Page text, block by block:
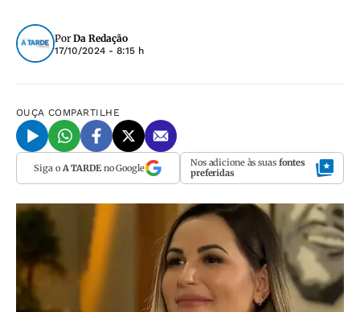
Por Da Redação
17/10/2024 - 8:15 h
OUÇA COMPARTILHE
Siga o A TARDEno Google Nos adicione às suas fontes
preferidas